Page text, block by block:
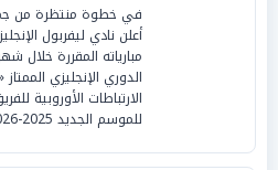
في خطوة منتظرة من
أعلن نادي ليفربول
مبارياته المقررة خلال
الدوري الإنجليزي
الارتباطات الأوروبية
للموسم الجديد 2025-2026.